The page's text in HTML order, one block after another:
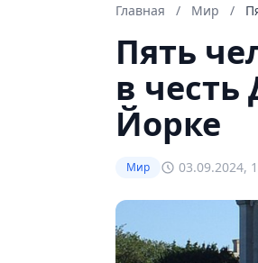
Главная / Мир /
Пять
в
Йорке
Мир 03.09.2024,